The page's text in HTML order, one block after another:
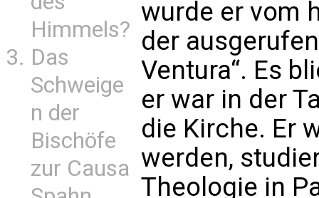
Himmels?
Das
Schweige
n der
Bischöfe
zur Causa
wurde er vom
der
Ventura“. Es
er war in der
die Kirche. Er
werden,
Theologie in